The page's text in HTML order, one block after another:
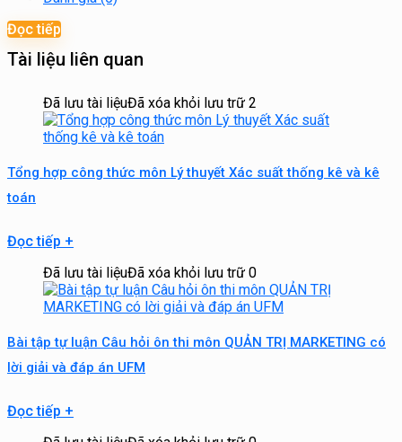
Đọc tiếp
Tài liệu liên quan
Đã lưu tài liệuĐã xóa khỏi lưu trữ 2
Tổng hợp công thức môn Lý thuyết Xác suất thống kê và kê
toán
Đọc tiếp +
Đã lưu tài liệuĐã xóa khỏi lưu trữ 0
Bài tập tự luận Câu hỏi ôn thi môn QUẢN TRỊ MARKETING có
lời giải và đáp án UFM
Đọc tiếp +